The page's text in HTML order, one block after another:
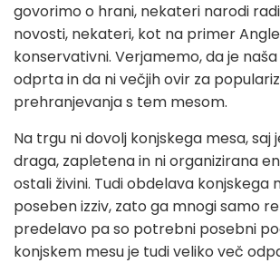
govorimo o hrani, nekateri narodi
novosti, nekateri, kot na primer
konservativni. Verjamemo, da je
odprta in da ni večjih ovir za
prehranjevanja s tem mesom.
Na trgu ni dovolj konjskega mesa, saj
draga, zapletena in ni organizirana
ostali živini. Tudi obdelava konjskega
poseben izziv, zato ga mnogi samo
predelavo pa so potrebni posebni
konjskem mesu je tudi veliko več